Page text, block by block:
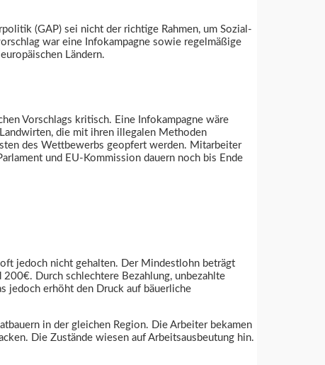
(GAP) sei nicht der richtige Rahmen, um Sozial-
war eine Infokampagne sowie regelmäßige
Ländern.
Vorschlags kritisch. Eine Infokampagne wäre
die mit ihren illegalen Methoden
des Wettbewerbs geopfert werden. Mitarbeiter
und EU-Kommission dauern noch bis Ende
jedoch nicht gehalten. Der Mindestlohn beträgt
Durch schlechtere Bezahlung, unbezahlte
jedoch erhöht den Druck auf bäuerliche
in der gleichen Region. Die Arbeiter bekamen
Die Zustände wiesen auf Arbeitsausbeutung hin.